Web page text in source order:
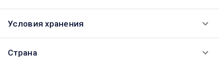
Условия хранения
Страна